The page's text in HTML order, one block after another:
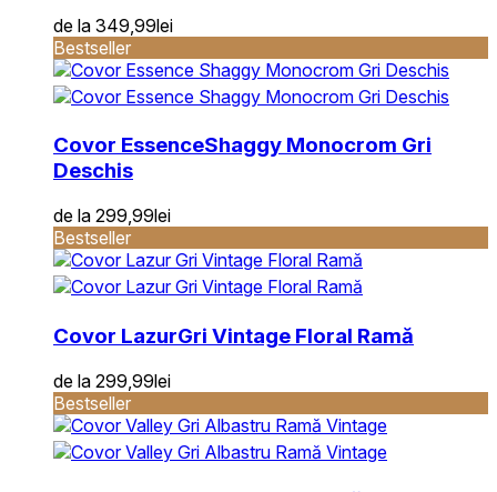
de la 349,99lei
Bestseller
Covor EssenceShaggy Monocrom Gri
Deschis
de la 299,99lei
Bestseller
Covor LazurGri Vintage Floral Ramă
de la 299,99lei
Bestseller